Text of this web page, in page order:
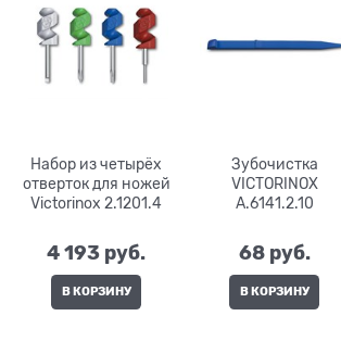
Набор из четырёх
отверток для ножей
Victorinox 2.1201.4
4 193 руб.
В КОРЗИНУ
Зубочистка
VICTORINOX
A.6141.2.10
68 руб.
В КОРЗИНУ